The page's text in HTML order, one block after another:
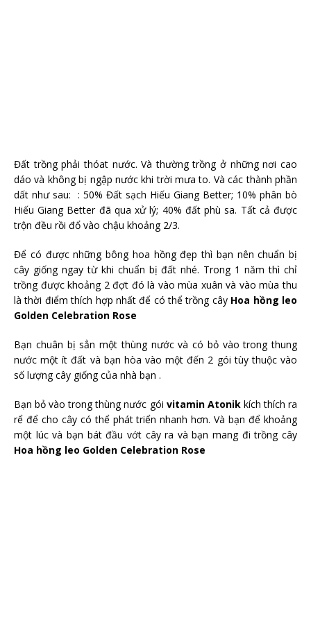
Đất trồng phải thóat nước. Và thường trồng ở những nơi cao
dáo và không bị ngập nước khi trời mưa to. Và các thành phần
dất như sau: : 50% Đất sạch Hiếu Giang Better; 10% phân bò
Hiếu Giang Better đã qua xử lý; 40% đất phù sa. Tất cả được
trộn đều rồi đổ vào chậu khoảng 2/3.
Để có được những bông hoa hồng đẹp thì bạn nên chuẩn bị
cây giống ngay từ khi chuẩn bị đất nhé. Trong 1 năm thì chỉ
trồng được khoảng 2 đợt đó là vào mùa xuân và vào mùa thu
là thời điểm thích hợp nhất để có thể trồng cây Hoa hồng leo
Golden Celebration Rose
Bạn chuân bị sẳn một thùng nước và có bỏ vào trong thung
nước một ít đất và bạn hòa vào một đến 2 gói tùy thuộc vào
số lượng cây giống của nhà bạn .
Bạn bỏ vào trong thùng nước gói vitamin Atonik kích thích ra
rể để cho cây có thể phát triển nhanh hơn. Và bạn để khoảng
một lúc và bạn bát đầu vớt cây ra và bạn mang đi trồng cây
Hoa hồng leo Golden Celebration Rose